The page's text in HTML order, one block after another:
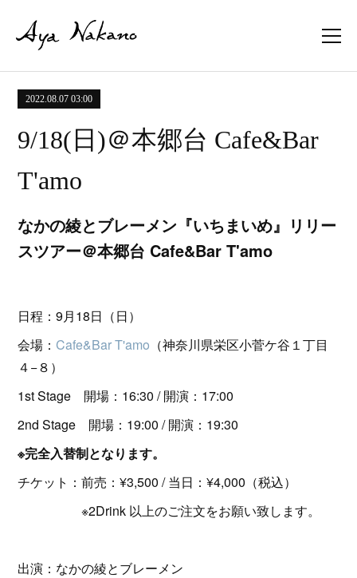
2022.08.07 03:00
9/18(日)＠本郷台 Cafe&Bar
T'amo
なかの綾とブレーメン『いちまいめ』リリー
スツアー＠本郷台 Cafe&Bar T'amo
日程：9月18日（日）
会場： Cafe&Bar T'amo （神奈川県栄区小菅ケ谷１丁目
４−８）
1st Stage 開場：16:30 / 開演：17:00
2nd Stage 開場：19:00 / 開演：19:30
※完全入替制となります。
チケット：前売：¥3,500 / 当日：¥4,000（税込）
※2Drink 以上のご注文をお願い致します。
出演：なかの綾とブレーメン